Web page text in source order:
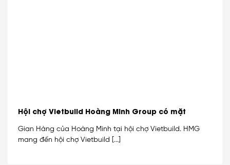
Hội chợ Vietbuild Hoàng Minh Group có mặt
Gian Hàng của Hoàng Minh tại hội chợ Vietbuild. HMG
mang đến hội chợ Vietbuild [...]